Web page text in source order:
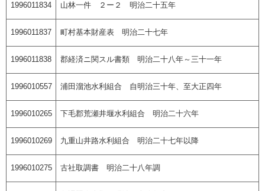
1996011834 山林一件 ２ー２ 明治二十五年
1996011837 町村基本財産表 明治二十七年
1996011838 郡経済ニ関スル書類 明治二十八年～三十一年
1996010557 浦田溜池水利組合 自明治三十年、至大正四年
1996010265 下毛郡荒瀬井堰水利組合 明治二十六年
1996010269 九重山井路水利組合 明治二十七年以降
1996010275 古社取調書 明治二十八年調